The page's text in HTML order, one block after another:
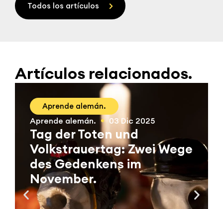
Todos los artículos
Artículos relacionados.
Aprende alemán.
Aprende alemán. 03 Dic 2025
Tag der Toten und
Volkstrauertag: Zwei Wege
des Gedenkens im
November.